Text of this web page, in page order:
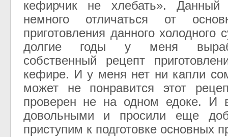
кефирчик не хлебать». Данный
немного отличаться от
приготовления данного холодного
долгие годы у меня
собственный рецепт
кефире. И у меня нет ни капли
может не понравится этот
проверен не на одном едоке. И
довольными и просили еще
приступим к подготовке основных